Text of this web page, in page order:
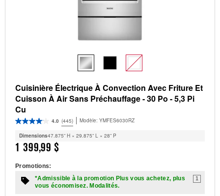
Cuisinière Électrique À Convection Avec Friture Et
Cuisson À Air Sans Préchauffage - 30 Po - 5,3 Pi
Cu
4.0 (445) Modèle: YMFES6030RZ
Dimensions47.875” H × 29.875” L × 28” P
1 399,99 $
Promotions:
*Admissible à la promotion Plus vous achetez, plus
vous économisez. Modalités.
1